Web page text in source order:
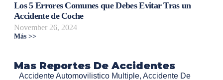
Los 5 Errores Comunes que Debes Evitar Tras un
Accidente de Coche
November 26, 2024
Más >>
Mas Reportes De Accidentes
Accidente Automovilistico Multiple, Accidente De